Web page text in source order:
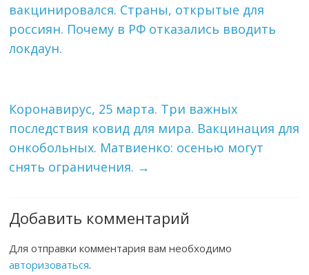
вакцинировался. Страны, открытые для
россиян. Почему в РФ отказались вводить
локдаун.
Коронавирус, 25 марта. Три важных
последствия ковид для мира. Вакцинация для
онкобольных. Матвиенко: осенью могут
снять ограничения. →
Добавить комментарий
Для отправки комментария вам необходимо
авторизоваться.